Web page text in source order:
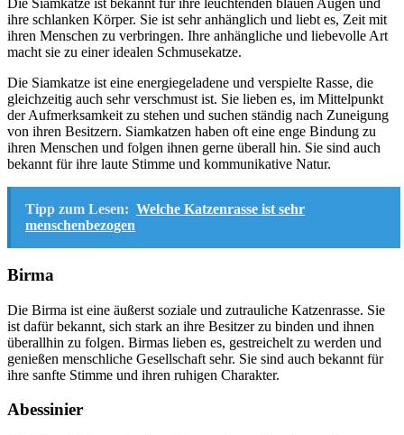
Die Siamkatze ist bekannt für ihre leuchtenden blauen Augen und
ihre schlanken Körper. Sie ist sehr anhänglich und liebt es, Zeit mit
ihren Menschen zu verbringen. Ihre anhängliche und liebevolle Art
macht sie zu einer idealen Schmusekatze.
Die Siamkatze ist eine energiegeladene und verspielte Rasse, die
gleichzeitig auch sehr verschmust ist. Sie lieben es, im Mittelpunkt
der Aufmerksamkeit zu stehen und suchen ständig nach Zuneigung
von ihren Besitzern. Siamkatzen haben oft eine enge Bindung zu
ihren Menschen und folgen ihnen gerne überall hin. Sie sind auch
bekannt für ihre laute Stimme und kommunikative Natur.
Tipp zum Lesen: Welche Katzenrasse ist sehr
menschenbezogen
Birma
Die Birma ist eine äußerst soziale und zutrauliche Katzenrasse. Sie
ist dafür bekannt, sich stark an ihre Besitzer zu binden und ihnen
überallhin zu folgen. Birmas lieben es, gestreichelt zu werden und
genießen menschliche Gesellschaft sehr. Sie sind auch bekannt für
ihre sanfte Stimme und ihren ruhigen Charakter.
Abessinier